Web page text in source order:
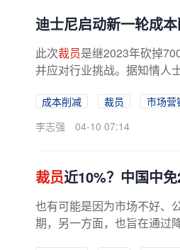
迪士尼启动新一轮成
此次裁员是继2023年砍掉
并应对行业挑战。据知情人
成本削减 裁员
市场营
李志强
04-10 07:14
裁员近10%？中国中
也有可能是因为市场不好、
期，另一方面，也旨在通过